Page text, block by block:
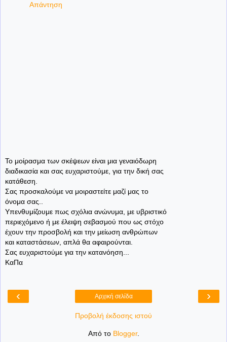
Απάντηση
Το μοίρασμα των σκέψεων είναι μια γεναιόδωρη
διαδικασία και σας ευχαριστούμε, για την δική σας
κατάθεση.
Σας προσκαλούμε να μοιραστείτε μαζί μας το
όνομα σας..
Υπενθυμίζουμε πως σχόλια ανώνυμα, με υβριστικό
περιεχόμενο ή με έλειψη σεβασμού που ως στόχο
έχουν την προσβολή και την μείωση ανθρώπων
και καταστάσεων, απλά θα αφαιρούνται.
Σας ευχαριστούμε για την κατανόηση...
ΚαΠα
‹ ›
Αρχική σελίδα
Προβολή έκδοσης ιστού
Από το Blogger.